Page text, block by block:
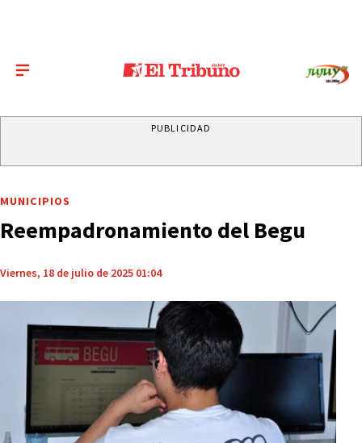
PUBLICIDAD
MUNICIPIOS
Reempadronamiento del Begu
Viernes, 18 de julio de 2025 01:04